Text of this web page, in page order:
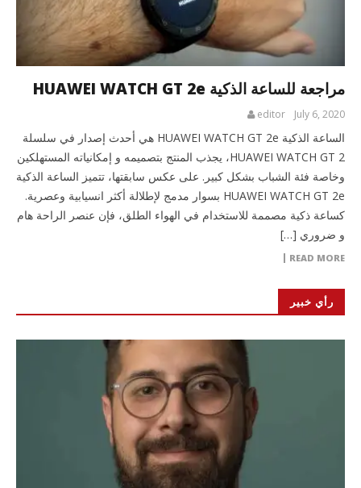
مراجعة للساعة الذكية HUAWEI WATCH GT 2e
July 6, 2020
editor
الساعة الذكية HUAWEI WATCH GT 2e هي أحدث إصدار في سلسلة
HUAWEI WATCH GT 2، يجذب المنتج بتصميمه و إمكانياته المستهلكين
وخاصة فئة الشباب بشكل كبير. على عكس سابقتها، تتميز الساعة الذكية
HUAWEI WATCH GT 2e بسوار مدمج لإطلالة أكثر انسيابية وعصرية.
كساعة ذكية مصممة للاستخدام في الهواء الطلق، فإن عنصر الراحة هام
و ضروري […]
READ MORE
رأي خبير